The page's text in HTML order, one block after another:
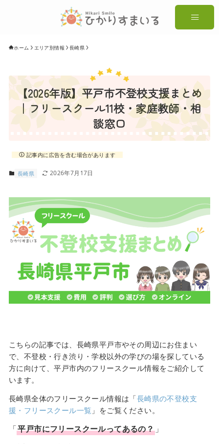
ホーム エリア別情報 長崎県
【2026年版】平戸市不登校支援まとめ
｜フリースクール11校・家庭教師・相
談窓口
記事内に広告を含む場合があります
長崎県 2026年7月17日
こちらの記事では、長崎県平戸市やその周辺にお住まい
で、不登校・行き渋り・学校以外の学びの場を探している
方に向けて、平戸市内のフリースクール情報をご紹介して
います。
長崎県全体のフリースクール情報は「長崎県の不登校支
援・フリースクール一覧 」をご覧ください。
「平戸市にフリースクールってあるの？ 」